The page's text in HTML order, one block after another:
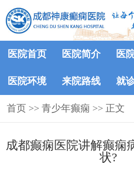
医院首页 医院简介 医
医院环境 来院路线 就
首页 >> 青少年癫痫 >> 正文
成都癫痫医院讲解癫痫
状?